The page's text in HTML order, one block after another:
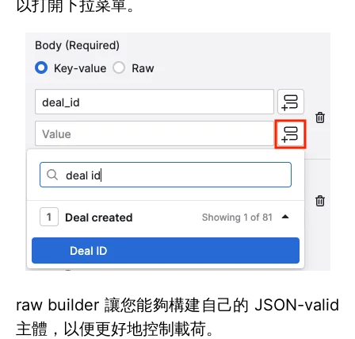
以打開下拉菜單。
raw builder 讓您能夠構建自己的 JSON-valid
主體，以便更好地控制載荷。